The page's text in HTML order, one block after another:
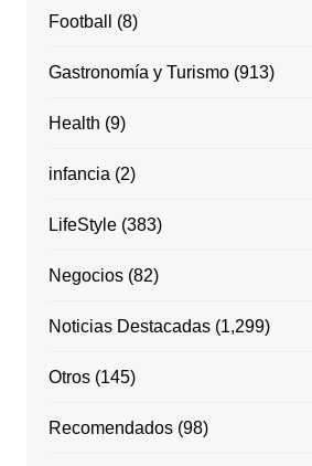
Football (8)
Gastronomía y Turismo(913)
Health (9)
infancia (2)
LifeStyle(383)
Negocios(82)
Noticias Destacadas(1,299)
Otros(145)
Recomendados(98)